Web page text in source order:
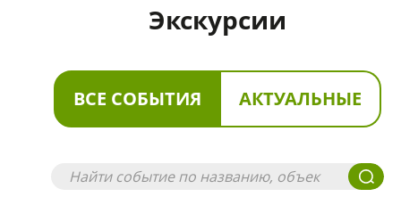
Экскурсии
ВСЕ СОБЫТИЯ АКТУАЛЬНЫЕ